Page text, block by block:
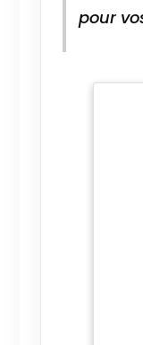
pour